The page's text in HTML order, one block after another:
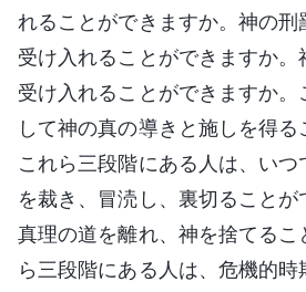
れることができますか。神の刑
受け入れることができますか。
受け入れることができますか。
して神の真の導きと施しを得る
これら三段階にある人は、い
を裁き、冒涜し、裏切ることが
真理の道を離れ、神を捨てる
ら三段階にある人は、危機的時